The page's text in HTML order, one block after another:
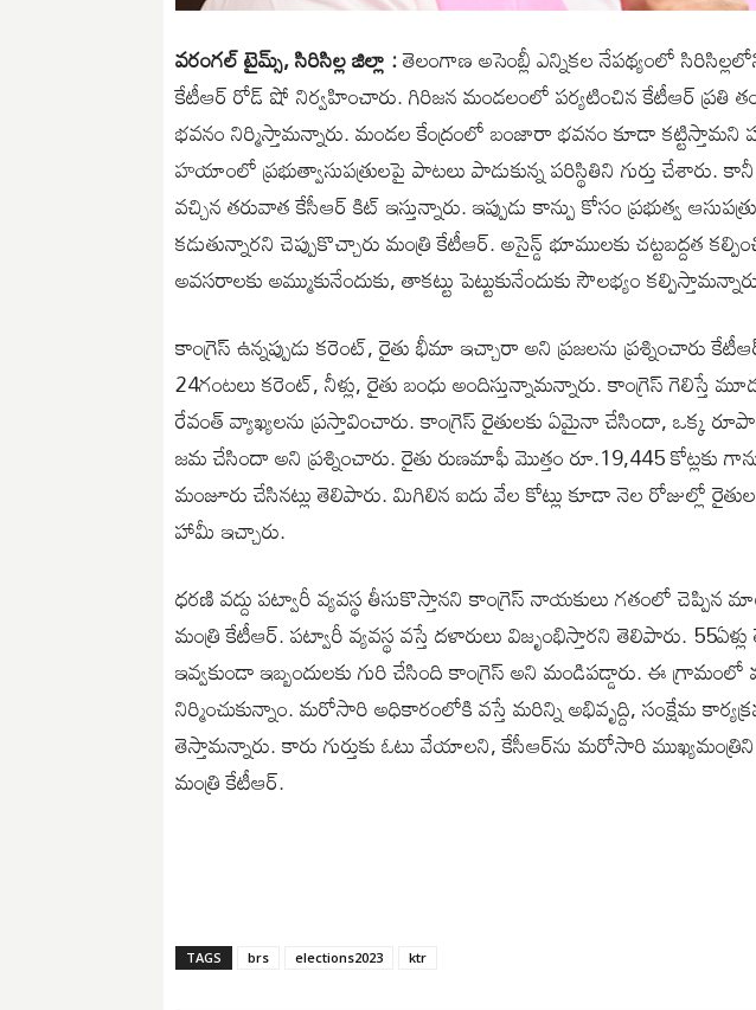
వరంగల్ టైమ్స్, సిరిసిల్ల జిల్లా :తెలంగాణ అసెంబ్లీ ఎన్నికల నేపథ్యంలో
కేటీఆర్ రోడ్ షో నిర్వహించారు. గిరిజన మండలంలో పర్యటించిన కేటీఆర్
భవనం నిర్మిస్తామన్నారు. మండల కేంద్రంలో బంజారా భవనం కూడా కట్టిస్తామని
హయాంలో ప్రభుత్వాసుపత్రులపై పాటలు పాడుకున్న పరిస్థితిని గుర్తు చేశారు.
వచ్చిన తరువాత కేసీఆర్ కిట్ ఇస్తున్నారు. ఇప్పుడు కాన్పు కోసం ప్రభుత్వ
కడుతున్నారని చెప్పుకొచ్చారు మంత్రి కేటీఆర్. అసైన్డ్ భూములకు చట్టబద్దత
అవసరాలకు అమ్ముకునేందుకు, తాకట్టు పెట్టుకునేందుకు సౌలభ్యం
కాంగ్రెస్ ఉన్నప్పుడు కరెంట్, రైతు భీమా ఇచ్చారా అని ప్రజలను ప్రశ్నించారు
24గంటలు కరెంట్, నీళ్లు, రైతు బంధు అందిస్తున్నామన్నారు. కాంగ్రెస్ గెలిస్తే
రేవంత్ వ్యాఖ్యలను ప్రస్తావించారు. కాంగ్రెస్ రైతులకు ఏమైనా చేసిందా,
జమ చేసిందా అని ప్రశ్నించారు. రైతు రుణమాఫీ మొత్తం రూ.19,445 కోట్లకు
మంజూరు చేసినట్లు తెలిపారు. మిగిలిన ఐదు వేల కోట్లు కూడా నెల రోజుల్లో
హామీ ఇచ్చారు.
ధరణి వద్దు పట్వారీ వ్యవస్థ తీసుకొస్తానని కాంగ్రెస్ నాయకులు గతంలో చెప్పిన
మంత్రి కేటీఆర్. పట్వారీ వ్యవస్థ వస్తే దళారులు విజృంభిస్తారని తెలిపారు.
ఇవ్వకుండా ఇబ్బందులకు గురి చేసింది కాంగ్రెస్ అని మండిపడ్డారు. ఈ గ్రామంలో
నిర్మించుకున్నాం. మరోసారి అధికారంలోకి వస్తే మరిన్ని అభివ‌ృద్ది, సంక్షేమ
తెస్తామన్నారు. కారు గుర్తుకు ఓటు వేయాలని, కేసీఆర్‌ను మరోసారి
మంత్రి కేటీఆర్.
TAGS brs elections2023 ktr